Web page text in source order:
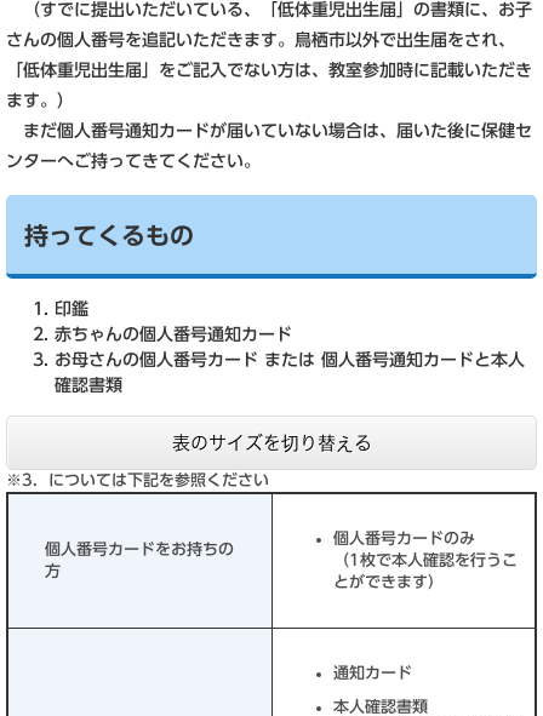
（すでに提出いただいている、「低体重児出生届」の書類に、お子
さんの個人番号を追記いただきます。鳥栖市以外で出生届をされ、
「低体重児出生届」をご記入でない方は、教室参加時に記載いただき
ます。）
まだ個人番号通知カードが届いていない場合は、届いた後に保健セ
ンターへご持ってきてください。
持ってくるもの
印鑑
赤ちゃんの個人番号通知カード
お母さんの個人番号カード または 個人番号通知カードと本人
確認書類
表のサイズを切り替える
※3．については下記を参照ください
個人番号カードをお持ちの
方
個人番号カードのみ
（1枚で本人確認を行うこ
とができます）
通知カード
本人確認書類